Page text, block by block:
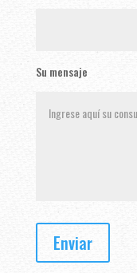
Su mensaje